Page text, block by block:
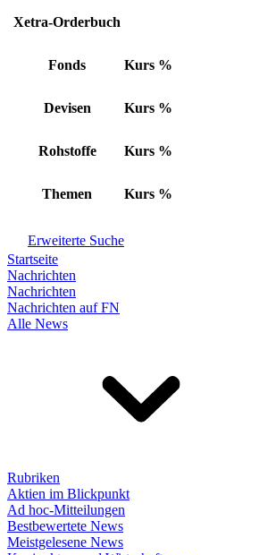
Xetra-Orderbuch
Fonds Kurs %
Devisen Kurs %
Rohstoffe Kurs %
Themen Kurs %
Erweiterte Suche
Startseite
Nachrichten
Nachrichten
Nachrichten auf FN
Alle News
Rubriken
Aktien im Blickpunkt
Ad hoc-Mitteilungen
Bestbewertete News
Meistgelesene News